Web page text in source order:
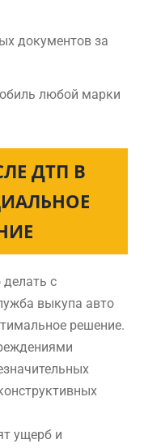
документов за
любой марки
ДТП В
делать с
выкупа авто
решение.
ущерб и